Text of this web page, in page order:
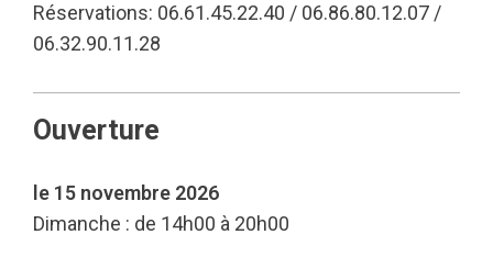
Réservations: 06.61.45.22.40 / 06.86.80.12.07 /
06.32.90.11.28
Ouverture
le 15 novembre 2026
Dimanche : de 14h00 à 20h00